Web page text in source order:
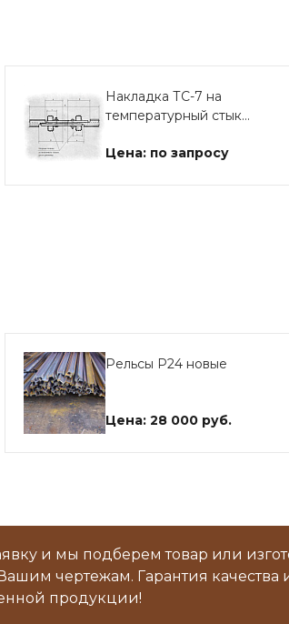
Накладка ТС-7 на
температурный стык
Цена: по запросу
Рельсы Р24 новые
Цена: 28 000 руб.
и мы подберем товар или
чертежам. Гарантия качества
продукции!